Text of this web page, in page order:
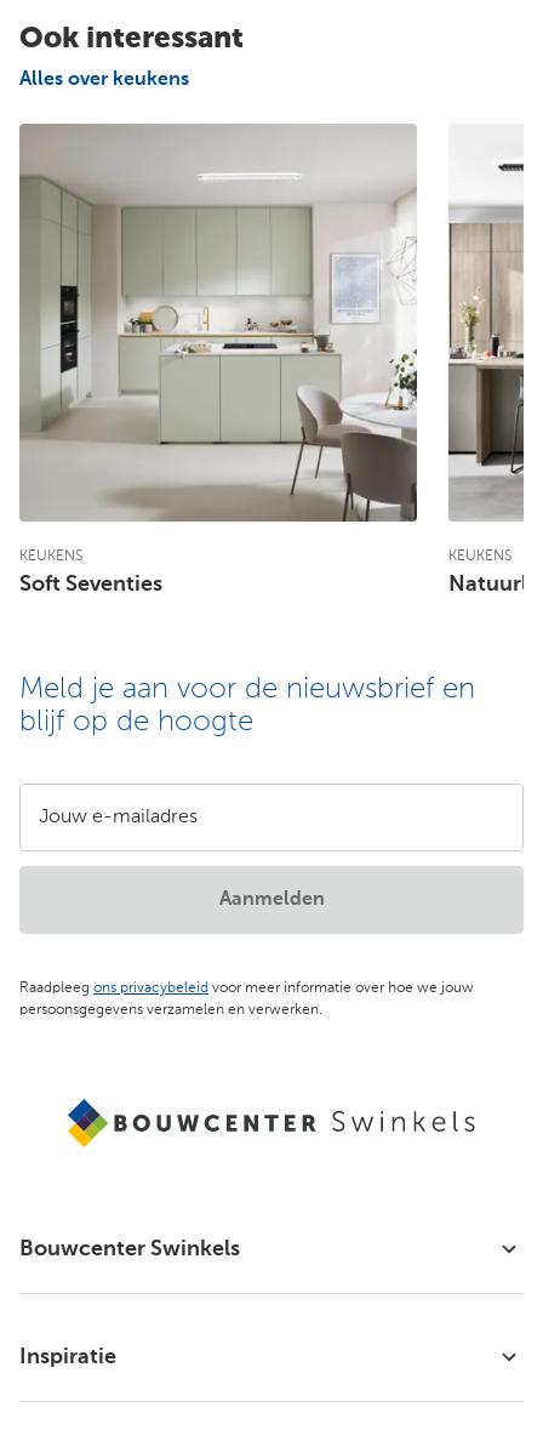
Ook interessant
Alles over keukens
KEUKENS
Soft Seventies
KEUKENS
Meld je aan voor de nieuwsbrief en
blijf op de hoogte
Jouw e-mailadres
Raadpleeg ons privacybeleid voor meer informatie over hoe we jouw
persoonsgegevens verzamelen en verwerken.
Aanmelden
Bouwcenter Swinkels
Inspiratie